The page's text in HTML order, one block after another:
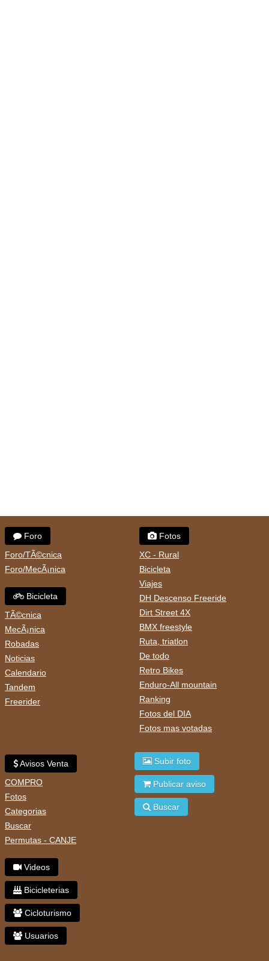
Foro
Foro/TÃ©cnica
Foro/MecÃ¡nica
Bicicleta
TÃ©cnica
MecÃ¡nica
Robadas
Noticias
Calendario
Tandem
Freerider
Fotos
XC - Rural
Bicicleta
Viajes
DH Descenso Freeride
Dirt Street 4X
BMX freestyle
Ruta, triatlon
De todo
Retro Bikes
Enduro-All mountain
Ranking
Fotos del DIA
Fotos mas votadas
Avisos Venta
COMPRO
Fotos
Categorias
Buscar
Permutas - CANJE
Videos
Bicicleterias
Cicloturismo
Usuarios
Subir foto
Publicar aviso
Buscar